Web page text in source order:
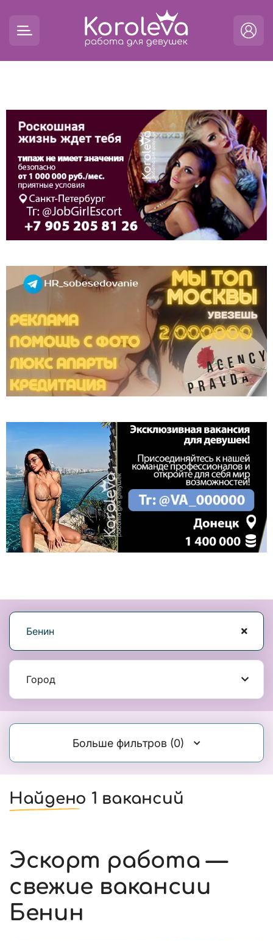
Бенин
Город
Больше фильтров (0)
Найдено 1 вакансий
Эскорт работа —
свежие вакансии
Бенин